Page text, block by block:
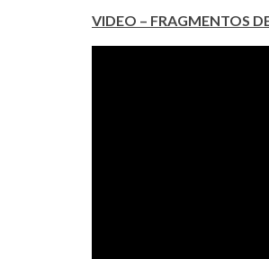
VIDEO – FRAGMENTOS